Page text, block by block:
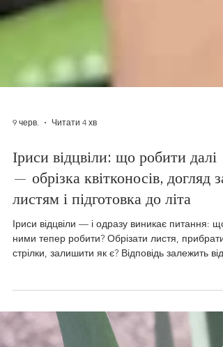
9 черв. Читати 4 хв
Іриси відцвіли: що робити далі
— обрізка квітконосів, догляд за
ними тепер робити? Обрізати листя, прибрати
стрілки, залишити як є? Відповідь залежить від
того, про що саме йдеться. Квітконоси і листя